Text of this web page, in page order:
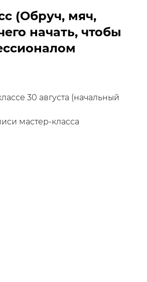
(Обруч, мяч,
начать, чтобы
30 августа (начальный
мастер-класса